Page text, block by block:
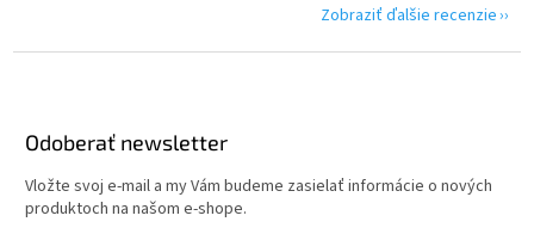
Zobraziť ďalšie recenzie
Odoberať newsletter
Vložte svoj e-mail a my Vám budeme zasielať informácie o nových
produktoch na našom e-shope.